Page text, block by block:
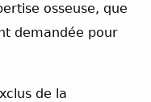
osseuse, que
demandée pour
de la